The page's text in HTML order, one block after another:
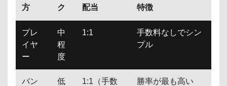
方
ク
配当 特徴
プレ
イヤ
ー
中
程
度
1:1
手数料なしでシン
プル
バン
低
1:1（手数
勝率が最も高い